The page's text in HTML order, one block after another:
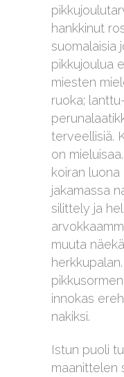
hankkinut
suomalaisia
pikkujoulua
miesten
ruoka;
terveellisiä.
on
koiran
jakamassa
silittely ja
muuta
innokas
nakiksi.
Istun puoli
maanittelen